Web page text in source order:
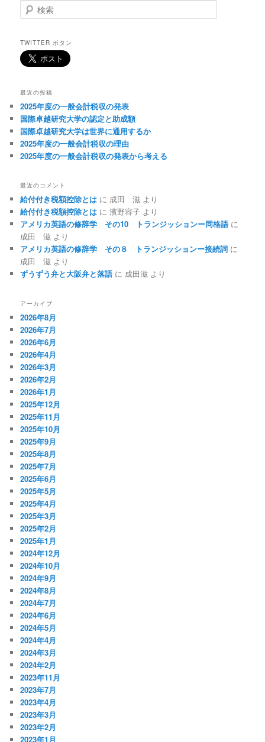
検
索
TWITTER ボタン
最近の投稿
2025年度の一般会計税収の発表
国際卓越研究大学の認定と助成額
国際卓越研究大学は世界に通用するか
2025年度の一般会計税収の理由
2025年度の一般会計税収の発表から考える
最近のコメント
給付付き税額控除とは に 成田 滋 より
給付付き税額控除とは に濱野容子 より
アメリカ英語の修辞学 その10 トランジッションー同格語に
成田 滋 より
アメリカ英語の修辞学 その８ トランジッションー接続詞 に
成田 滋 より
ずうずう弁と大阪弁と落語に 成田滋 より
アーカイブ
2026年8月
2026年7月
2026年6月
2026年4月
2026年3月
2026年2月
2026年1月
2025年12月
2025年11月
2025年10月
2025年9月
2025年8月
2025年7月
2025年6月
2025年5月
2025年4月
2025年3月
2025年2月
2025年1月
2024年12月
2024年10月
2024年9月
2024年8月
2024年7月
2024年6月
2024年5月
2024年4月
2024年3月
2024年2月
2023年11月
2023年7月
2023年4月
2023年3月
2023年2月
2023年1月